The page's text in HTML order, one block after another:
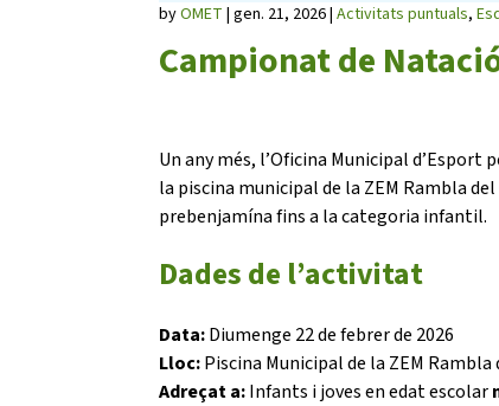
Campionat de
byOMET |gen. 21, 2026|Activitats puntuals,
Un any més, l’Oficina Municipal
la piscina municipal de la ZEM Rambla
prebenjamína fins a la categoria infantil.
Dades de l’activitat
Data:Diumenge 22 de febrer de 2026
Lloc:Piscina Municipal de la ZEM
Adreçat a:Infants i joves en edat escolar